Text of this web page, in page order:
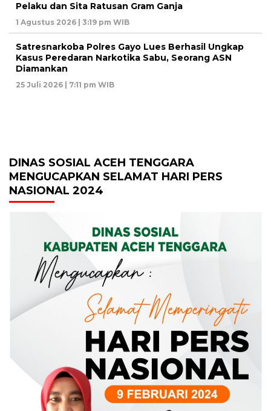
Pelaku dan Sita Ratusan Gram Ganja
1 Agustus 2026 | 3:19 pm WIB
Satresnarkoba Polres Gayo Lues Berhasil Ungkap
Kasus Peredaran Narkotika Sabu, Seorang ASN
Diamankan
25 Juli 2026 | 7:11 pm WIB
DINAS SOSIAL ACEH TENGGARA
MENGUCAPKAN SELAMAT HARI PERS
NASIONAL 2024